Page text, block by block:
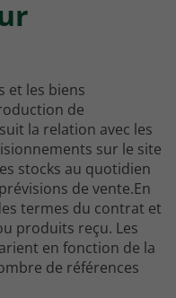
et les biens
de
la relation avec les
sur le site
stocks au quotidien
de vente.En
termes du contrat et
produits reçu. Les
en fonction de la
de références